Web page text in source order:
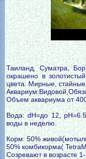
Таиланд, Суматра,
окрашено в
цвета. Мирные,
Объем аквариума от
Вода: dH=до 12,
воды в неделю.
Корм: 50%
50% комбикорма(
Созревают в возрасте